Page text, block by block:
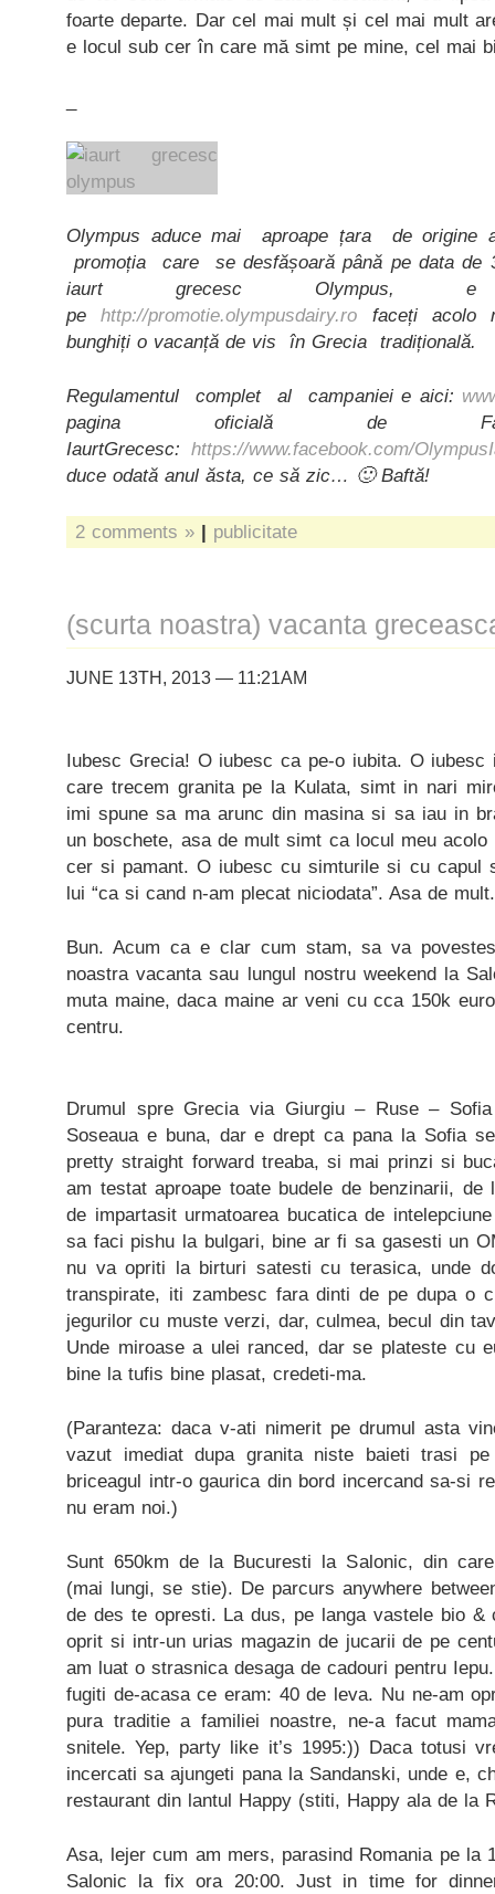
foarte departe. Dar cel mai mult și cel mai mult
e locul sub cer în care mă simt pe mine, cel mai
Olympus aduce mai aproape țara de
promoția care se desfășoară până pe data de
iaurt grecesc Olympus,
pehttp://promotie.olympusdairy.ro faceți acolo
bunghiți o vacanță de vis în Grecia tradițională.
Regulamentul complet al campaniei e aici:
pagina oficială de
IaurtGrecesc: https://www.facebook.com/
duce odată anul ăsta, ce să zic… 🙂 Baftă!
2 comments » | publicitate
(scurta noastra) vacanta
JUNE 13TH, 2013 — 11:21AM
Iubesc Grecia! O iubesc ca pe-o iubita. O
care trecem granita pe la Kulata, simt in nari
imi spune sa ma arunc din masina si sa iau in
un boschete, asa de mult simt ca locul meu
cer si pamant. O iubesc cu simturile si cu capul
lui “ca si cand n-am plecat niciodata”. Asa de
Bun. Acum ca e clar cum stam, sa va
noastra vacanta sau lungul nostru weekend la
muta maine, daca maine ar veni cu cca 150k
centru.
Drumul spre Grecia via Giurgiu – Ruse –
Soseaua e buna, dar e drept ca pana la Sofia
pretty straight forward treaba, si mai prinzi si
am testat aproape toate budele de benzinarii, de
de impartasit urmatoarea bucatica de
sa faci pishu la bulgari, bine ar fi sa gasesti un
nu va opriti la birturi satesti cu terasica, unde
transpirate, iti zambesc fara dinti de pe dupa o
jegurilor cu muste verzi, dar, culmea, becul din
Unde miroase a ulei ranced, dar se plateste cu
bine la tufis bine plasat, credeti-ma.
(Paranteza: daca v-ati nimerit pe drumul asta
vazut imediat dupa granita niste baieti trasi
briceagul intr-o gaurica din bord incercand sa-si
nu eram noi.)
Sunt 650km de la Bucuresti la Salonic, din
(mai lungi, se stie). De parcurs anywhere
de des te opresti. La dus, pe langa vastele bio &
oprit si intr-un urias magazin de jucarii de pe
am luat o strasnica desaga de cadouri pentru
fugiti de-acasa ce eram: 40 de leva. Nu ne-am
pura traditie a familiei noastre, ne-a facut
snitele. Yep, party like it’s 1995:)) Daca totusi
incercati sa ajungeti pana la Sandanski, unde e,
restaurant din lantul Happy (stiti, Happy ala de la
Asa, lejer cum am mers, parasind Romania pe la
Salonic la fix ora 20:00. Just in time for